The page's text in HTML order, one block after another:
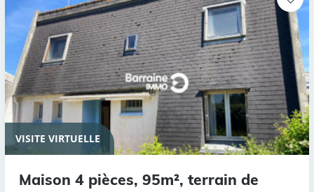
VISITE VIRTUELLE
Maison 4 pièces, 95m², terrain de